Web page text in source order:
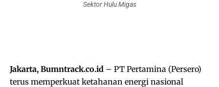
Sektor Hulu Migas
Jakarta, Bumntrack.co.id – PT Pertamina (Persero)
terus memperkuat ketahanan energi nasional